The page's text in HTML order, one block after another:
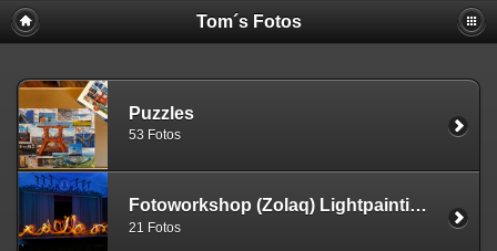
Tom´s Fotos
Puzzles
53 Fotos
Fotoworkshop (Zolaq) Lightpainting Wünsdorf
21 Fotos